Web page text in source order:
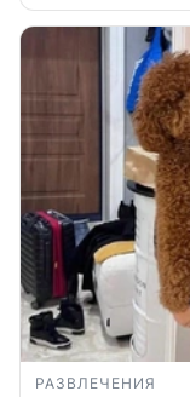
РАЗВЛЕЧЕНИЯ